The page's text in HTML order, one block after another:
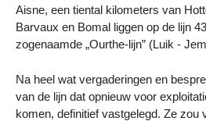
Aisne, een tiental kilometers van
Barvaux en Bomal liggen op de lijn
zogenaamde „Ourthe-lijn” (Luik -
Na heel wat vergaderingen en
van de lijn dat opnieuw voor
komen, definitief vastgelegd. Ze zou